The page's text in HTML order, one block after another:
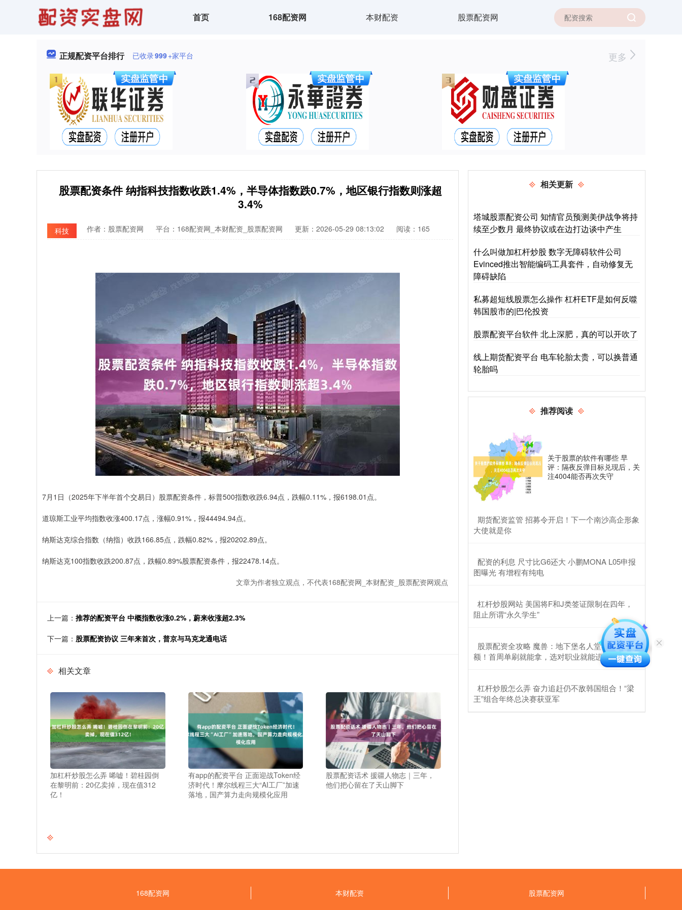
首页 168配资网 本财配资 股票配资网
正规配资平台排行 已收录999+家平台 更多
股票配资条件 纳指科技指数收跌1.4%，半导体指数跌0.7%，地区银行指数则涨超
3.4%
科技 作者：股票配资网 平台：168配资网_本财配资_股票配资网 更新：2026-05-29 08:13:02 阅读：165
7月1日（2025年下半年首个交易日）股票配资条件，标普500指数收跌6.94点，跌幅0.11%，报6198.01点。
道琼斯工业平均指数收涨400.17点，涨幅0.91%，报44494.94点。
纳斯达克综合指数（纳指）收跌166.85点，跌幅0.82%，报20202.89点。
纳斯达克100指数收跌200.87点，跌幅0.89%股票配资条件，报22478.14点。
文章为作者独立观点，不代表168配资网_本财配资_股票配资网观点
上一篇： 推荐的配资平台 中概指数收涨0.2%，蔚来收涨超2.3%
下一篇： 股票配资协议 三年来首次，普京与马克龙通电话
相关文章
加杠杆炒股怎么弄 唏嘘！碧桂园倒
在黎明前：20亿卖掉，现在值312
亿！
有app的配资平台 正面迎战Token经
济时代！摩尔线程三大“AI工厂”加速
落地，国产算力走向规模化应用
股票配资话术 援疆人物志｜三年，
他们把心留在了天山脚下
相关更新
塔城股票配资公司 知情官员预测美伊战争将持
续至少数月 最终协议或在边打边谈中产生
什么叫做加杠杆炒股 数字无障碍软件公司
Evinced推出智能编码工具套件，自动修复无
障碍缺陷
私募超短线股票怎么操作 杠杆ETF是如何反噬
韩国股市的|巴伦投资
股票配资平台软件 北上深肥，真的可以开吹了
线上期货配资平台 电车轮胎太贵，可以换普通
轮胎吗
推荐阅读
关于股票的软件有哪些 早
评：隔夜反弹目标兑现后，关
注4004能否再次失守
​期货配资监管 招募令开启！下一个南沙高企形象
大使就是你
​配资的利息 尺寸比G6还大 小鹏MONA L05申报
图曝光 有增程有纯电
​杠杆炒股网站 美国将F和J类签证限制在四年，
阻止所谓“永久学生”
​股票配资全攻略 魔兽：地下堡名人堂不再限名
额！首周单刷就能拿，选对职业就能进
​杠杆炒股怎么弄 奋力追赶仍不敌韩国组合！“梁
王”组合年终总决赛获亚军
168配资网 本财配资 股票配资网